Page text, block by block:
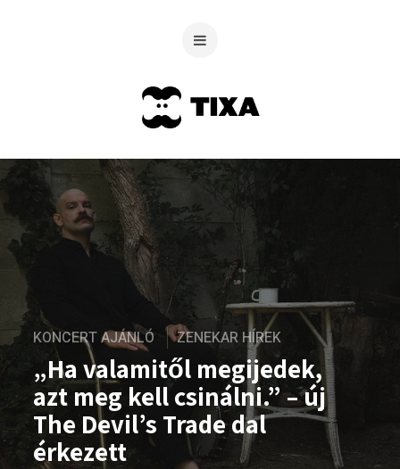
KONCERT AJÁNLÓ ZENEKAR HÍREK
„Ha valamitől megijedek,
azt meg kell csinálni.” – új
The Devil’s Trade dal
érkezett